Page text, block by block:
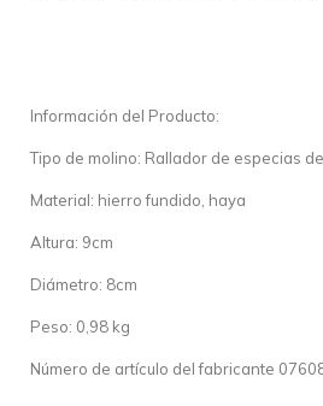
Información del Producto:
Tipo de molino: Rallador de especias
Material: hierro fundido, haya
Altura: 9cm
Diámetro: 8cm
Peso: 0,98 kg
Número de artículo del fabricante